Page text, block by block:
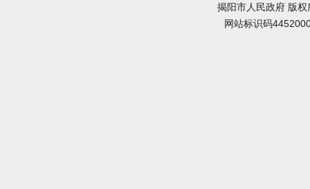
揭阳市人民政府 版
网站标识码